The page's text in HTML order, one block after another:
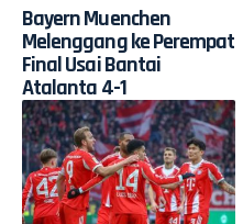
Bayern Muenchen
Melenggang ke Perempat
Final Usai Bantai
Atalanta 4-1